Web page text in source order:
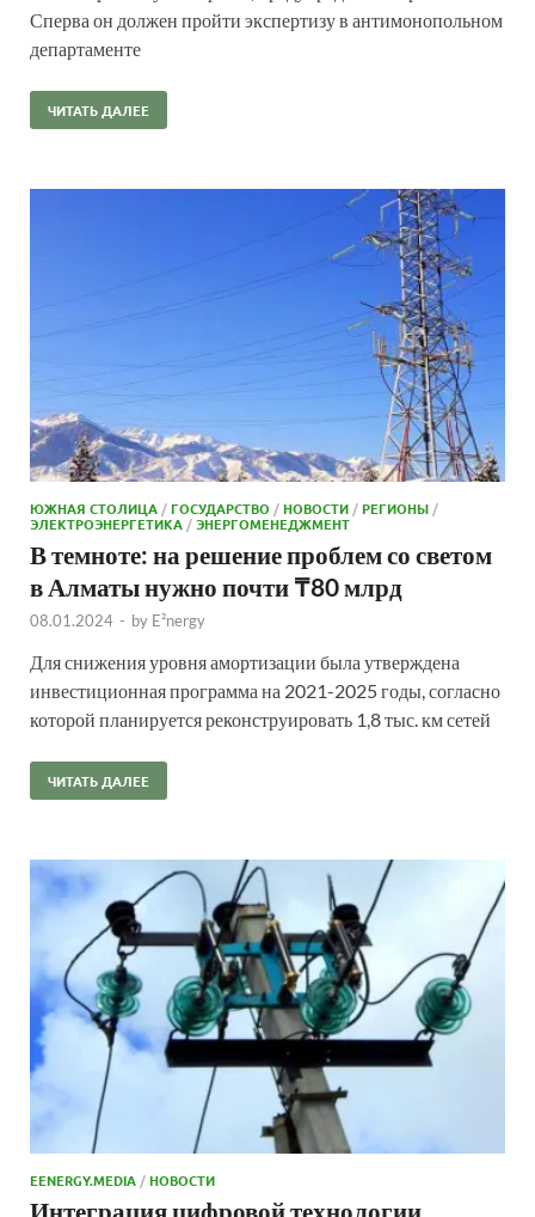
Сперва он должен пройти экспертизу в антимонопольном
департаменте
ЧИТАТЬ ДАЛЕЕ
ЮЖНАЯ СТОЛИЦА/ГОСУДАРСТВО /НОВОСТИ/РЕГИОНЫ/
ЭЛЕКТРОЭНЕРГЕТИКА/ЭНЕРГОМЕНЕДЖМЕНТ
В темноте: на решение проблем со светом
в Алматы нужно почти ₸80 млрд
08.01.2024 - by E²nergy
Для снижения уровня амортизации была утверждена
инвестиционная программа на 2021-2025 годы, согласно
которой планируется реконструировать 1,8 тыс. км сетей
ЧИТАТЬ ДАЛЕЕ
EENERGY.MEDIA/НОВОСТИ
Интеграция цифровой технологии